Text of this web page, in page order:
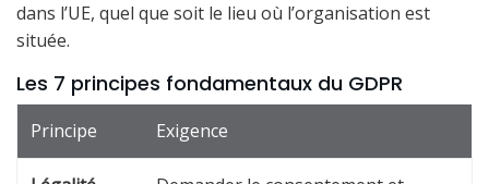
dans l’UE, quel que soit le lieu où l’organisation est
située.
Les 7 principes fondamentaux du GDPR
Principe Exigence